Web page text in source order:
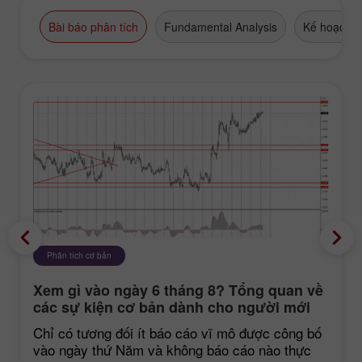
Bài báo phân tích Fundamental Analysis Kế hoạch
Phân tích cơ bản
Xem gì vào ngày 6 tháng 8? Tổng quan về
các sự kiện cơ bản dành cho người mới
bắt đầu
Chỉ có tương đối ít báo cáo vĩ mô được công bố
vào ngày thứ Năm và không báo cáo nào thực